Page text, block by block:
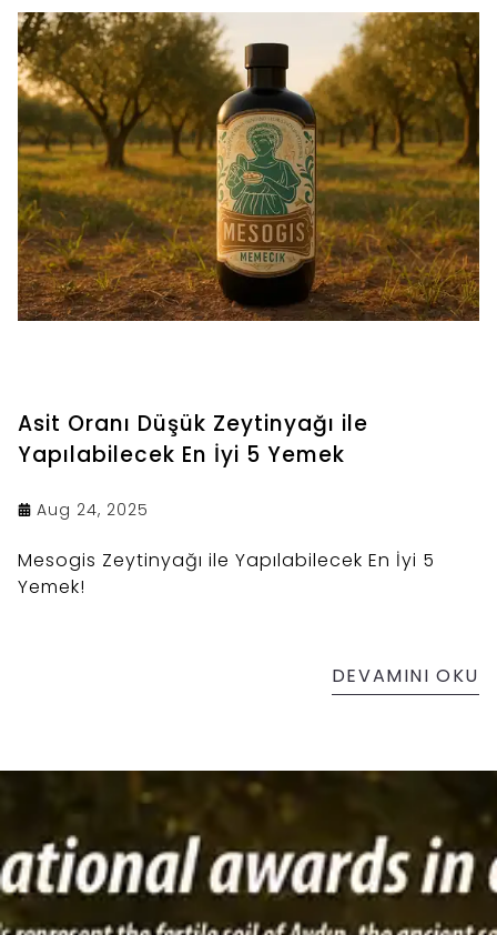
Asit Oranı Düşük Zeytinyağı ile
Yapılabilecek En İyi 5 Yemek
Aug 24, 2025
Mesogis Zeytinyağı ile Yapılabilecek En İyi 5
Yemek!
DEVAMINI OKU